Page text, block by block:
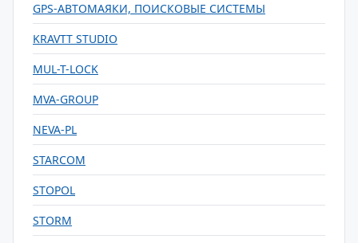
GPS-АВТОМАЯКИ, ПОИСКОВЫЕ СИСТЕМЫ
KRAVTT STUDIO
MUL-T-LOCK
MVA-GROUP
NEVA-PL
STARCOM
STOPOL
STORM